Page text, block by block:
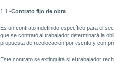
1.1.-Contrato fijo de obra
Es un contrato indefinido específico para el
que se contrató al trabajador determinará la
propuesta de recolocación por escrito y con
Este contrato se extinguirá si el trabajador